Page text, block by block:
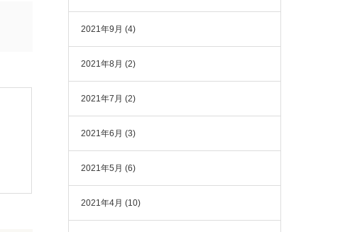
2021年9月 (4)
2021年8月 (2)
2021年7月 (2)
2021年6月 (3)
2021年5月 (6)
2021年4月 (10)